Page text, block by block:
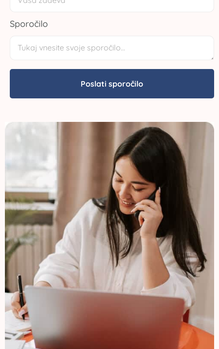
Sporočilo